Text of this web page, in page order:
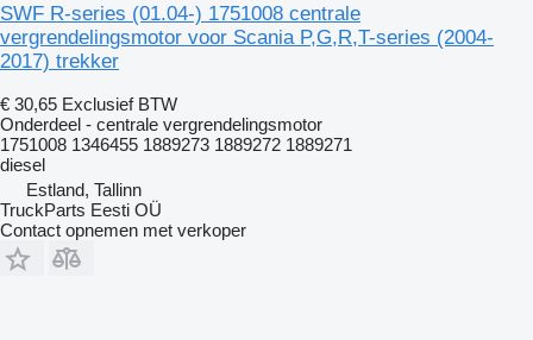
SWF R-series (01.04-) 1751008 centrale
vergrendelingsmotor voor Scania P,G,R,T-series (2004-
2017) trekker
€ 30,65 Exclusief BTW
Onderdeel - centrale vergrendelingsmotor
1751008 1346455 1889273 1889272 1889271
diesel
Estland, Tallinn
TruckParts Eesti OÜ
Contact opnemen met verkoper